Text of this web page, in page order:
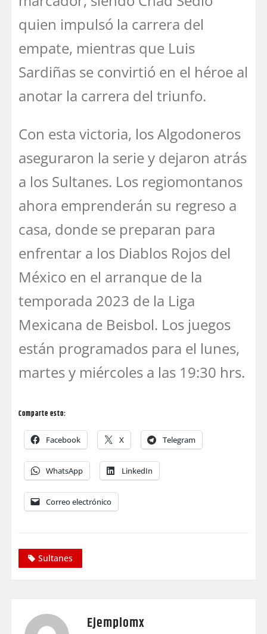
quien impulsó la carrera del
empate, mientras que Luis
Sardiñas se convirtió en el héroe al
anotar la carrera del triunfo.
Con esta victoria, los Algodoneros
aseguraron la serie y dejaron atrás
a los Sultanes. Los regiomontanos
ahora emprenderán su regreso a
casa, donde se preparan para
enfrentar a los Diablos Rojos del
México en el arranque de la
temporada 2023 de la Liga
Mexicana de Beisbol. Los juegos
están programados para el lunes,
martes y miércoles a las 19:30 hrs.
Comparte esto:
Facebook X Telegram
WhatsApp LinkedIn
Correo electrónico
Sultanes
Ejemplomx